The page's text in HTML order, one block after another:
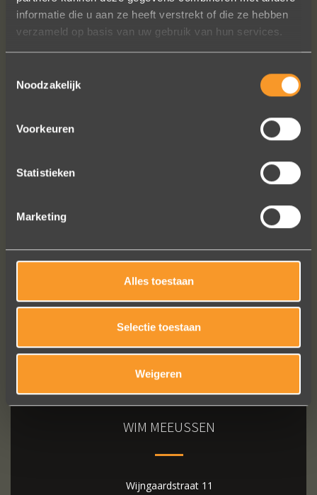
informatie die u aan ze heeft verstrekt of die ze hebben
verzameld op basis van uw gebruik van hun services.
Noodzakelijk
Voorkeuren
Statistieken
Marketing
Alles toestaan
Selectie toestaan
Weigeren
bezig met onze derde bestelling (uit
Frankrijk). De ontvangst is altijd zo
vriendelijk, het team reageert snel en
uitstekend advies. We hebben zojuist
paar steentjes aan toegevoegd, het
WIM MEEUSSEN
Wijngaardstraat 11